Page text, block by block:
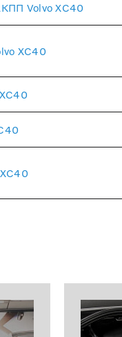
Volvo XC40
XC40